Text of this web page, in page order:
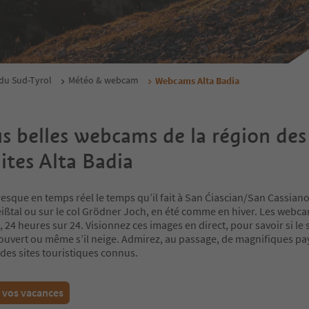
Sud-Tyrol Météo & webcam Webcams Alta Badia
belles webcams de la région des
Alta Badia
en temps réel le temps qu’il fait à San Ćiascian/San
ou sur le col Grödner Joch, en été comme en hiver. Les
24 heures sur 24. Visionnez ces images en direct, pour savoir si
ou même s’il neige. Admirez, au passage, de magnifiques
sites touristiques connus.
vacances